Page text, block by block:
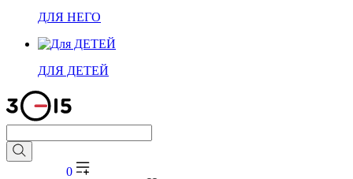
ДЛЯ НЕГО
ДЛЯ ДЕТЕЙ
0